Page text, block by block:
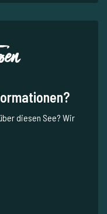
diesen See? Wir